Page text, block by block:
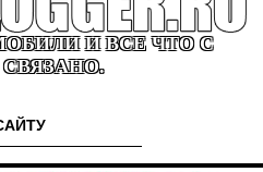
И ВСЕ ЧТО С